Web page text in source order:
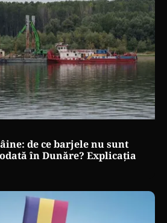
de ce barjele nu sunt
în Dunăre? Explicația